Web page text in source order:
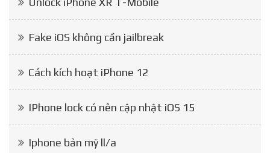
Fake iOS không cần jailbreak
Cách kích hoạt iPhone 12
IPhone lock có nên cập nhật iOS 15
Iphone bản mỹ ll/a